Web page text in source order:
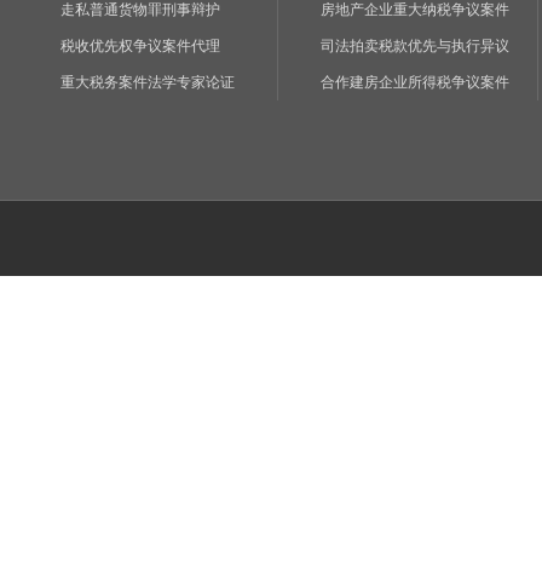
走私普通货物罪刑事辩护
税收优先权争议案件代理
重大税务案件法学专家论证
房地产企业重大纳税争议案件
司法拍卖税款优先与执行异议
合作建房企业所得税争议案件